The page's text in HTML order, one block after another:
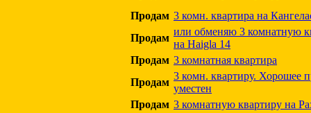
Продам 3 комн. квартира на
Продам
или обменяю 3 комнатную
на Haigla 14
Продам 3 комнатная квартира
Продам
3 комн. квартиру. Хорошее
уместен
Продам 3 комнатную квартиру на